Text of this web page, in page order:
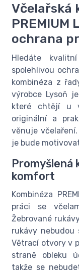
Včelařská
PREMIUM
ochrana
Hledáte
spolehlivou
kombinéza z
výrobce Lysoň
které chtějí u
originální a
věnuje
je bude
Promyšlená
komfort
Kombinéza
práci se
Žebrované
rukávy
Větrací otvory v
straně obleku
takže se